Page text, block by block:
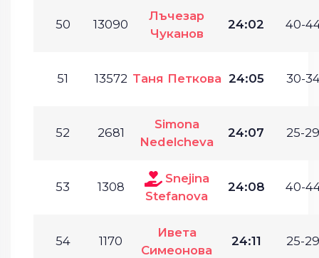
50 13090
Лъчезар
Чуканов
24:02 40-
51 13572 Таня Петкова 24:05 30-
52 2681
Simona
Nedelcheva
24:07 25-
53 1308
Snejina
Stefanova
24:08 40-
54 1170
Ивета
Симеонова
24:11 25-